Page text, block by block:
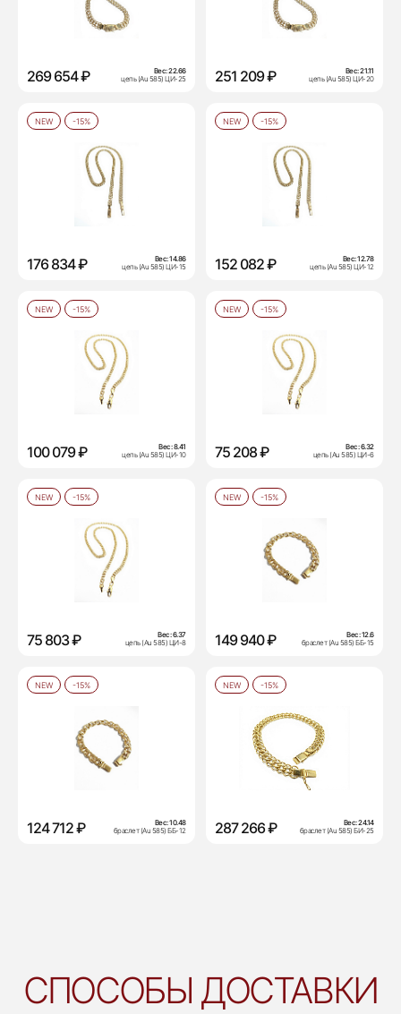
269 654 ₽ Вес:22.66
цепь (Au 585) ЦИ-25
251 209 ₽ Вес:21.11
цепь (Au 585) ЦИ-20
NEW -15%
176 834 ₽ Вес:14.86
цепь (Au 585) ЦИ-15
NEW -15%
152 082 ₽ Вес:12.78
цепь (Au 585) ЦИ-12
NEW -15%
100 079 ₽ Вес:8.41
цепь (Au 585) ЦИ-10
NEW -15%
75 208 ₽ Вес:6.32
цепь (Au 585) ЦИ-6
NEW -15%
75 803 ₽ Вес:6.37
цепь (Au 585) ЦИ-8
NEW -15%
149 940 ₽ Вес:12.6
браслет (Au 585) ББ-15
NEW -15%
124 712 ₽ Вес:10.48
браслет (Au 585) ББ-12
NEW -15%
287 266 ₽ Вес:24.14
браслет (Au 585) БИ-25
СПОСОБЫ ДОСТАВКИ